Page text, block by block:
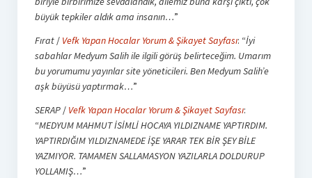
büyük tepkiler aldık ama insanın…”
Fırat/ Vefk Yapan Hocalar Yorum & Şikayet Sayfası: “İyi
sabahlar Medyum Salih ile ilgili görüş belirteceğim. Umarım
bu yorumumu yayınlar site yöneticileri. Ben Medyum Salih’e
aşk büyüsü yaptırmak…”
SERAP/ Vefk Yapan Hocalar Yorum & Şikayet Sayfası:
“MEDYUM MAHMUT İSİMLİ HOCAYA YILDIZNAME YAPTIRDIM.
YAPTIRDIĞIM YILDIZNAMEDE İŞE YARAR TEK BİR ŞEY BİLE
YAZMIYOR. TAMAMEN SALLAMASYON YAZILARLA DOLDURUP
YOLLAMIŞ…”